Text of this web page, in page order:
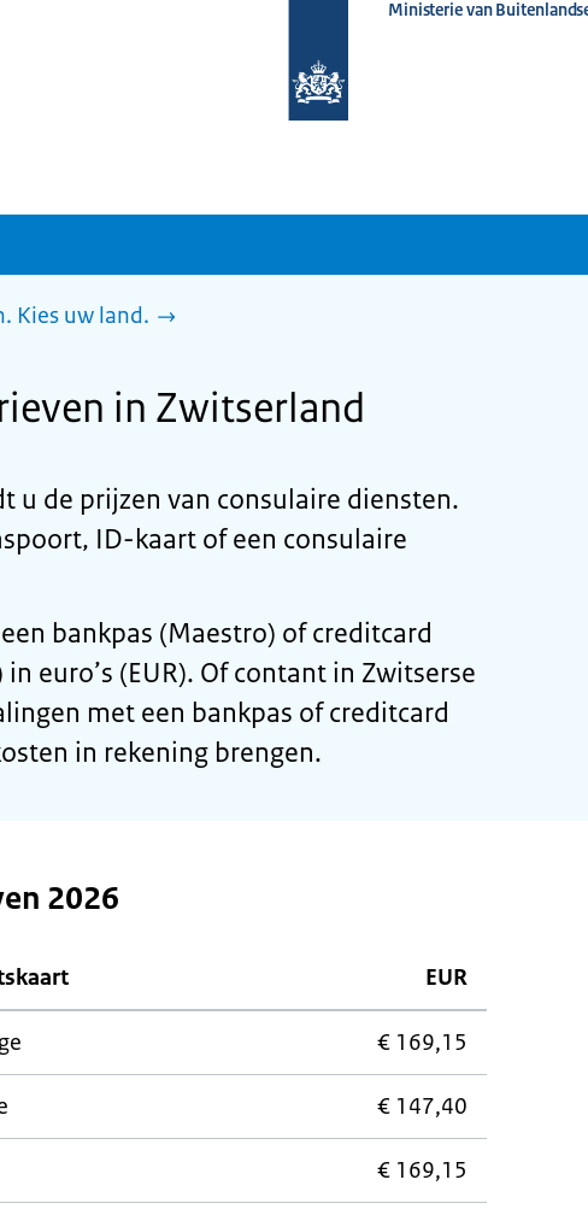
homepage
Ministerie van
Kies uw land.
in Zwitserland
u de prijzen van consulaire diensten.
ID-kaart of een consulaire
bankpas (Maestro) of creditcard
euro’s (EUR). Of contant in Zwitserse
met een bankpas of creditcard
in rekening brengen.
2026
EUR
€ 169,15
€ 147,40
€ 169,15